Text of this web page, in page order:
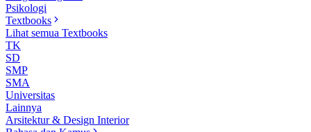
Psikologi
Textbooks
Lihat semua Textbooks
TK
SD
SMP
SMA
Universitas
Lainnya
Arsitektur & Design Interior